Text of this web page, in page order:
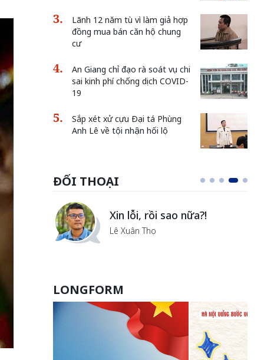
Lãnh 12 năm tù vì làm giả hợp
đồng mua bán căn hộ chung
cư
An Giang chỉ đạo rà soát vụ chi
sai kinh phí chống dịch COVID-
19
Sắp xét xử cựu Đại tá Phùng
Anh Lê về tội nhận hối lộ
ĐỐI THOẠI
Xin lỗi, rồi sao nữa?!
Lê Xuân Thọ
LONGFORM